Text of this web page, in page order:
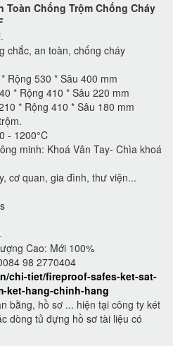
Chống Trộm Chống Cháy
chắc, an toàn, chống cháy
Rộng 530 * Sâu 400 mm
* Rộng 410 * Sâu 220 mm
* Rộng 410 * Sâu 180 mm
- 1200°C
minh: Khoá Vân Tay- Chìa khoá
cơ quan, gia đình, thư viện...
Cao: Mới 100%
98 2770404
chi-tiet/fireproof-safes-ket-sat-
ket-hang-chinh-hang
bằng, hồ sơ ... hiện tại công ty két
dòng tủ đựng hồ sơ tài liệu có